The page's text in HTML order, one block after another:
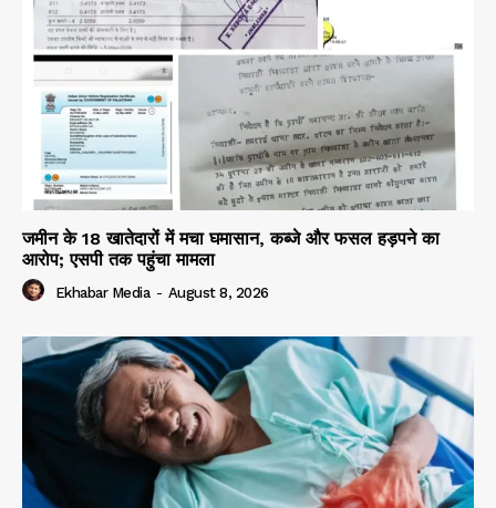
जमीन के 18 खातेदारों में मचा घमासान, कब्जे और फसल हड़पने का
आरोप; एसपी तक पहुंचा मामला
Ekhabar Media - August 8, 2026